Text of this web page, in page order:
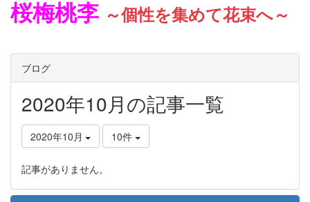
桜梅桃李 ～個性を集めて花束へ～
ブログ
2020年10月の記事一覧
2020年10月 10件
記事がありません。